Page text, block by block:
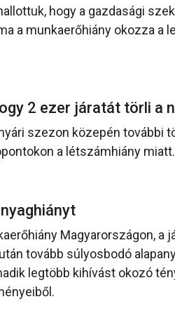
hogy a gazdasági
a munkaerőhiány okozza a
2 ezer járatát törli a
szezon közepén további
a létszámhiány miatt.
Magyarországon, a
tovább súlyosbodó
legtöbb kihívást okozó